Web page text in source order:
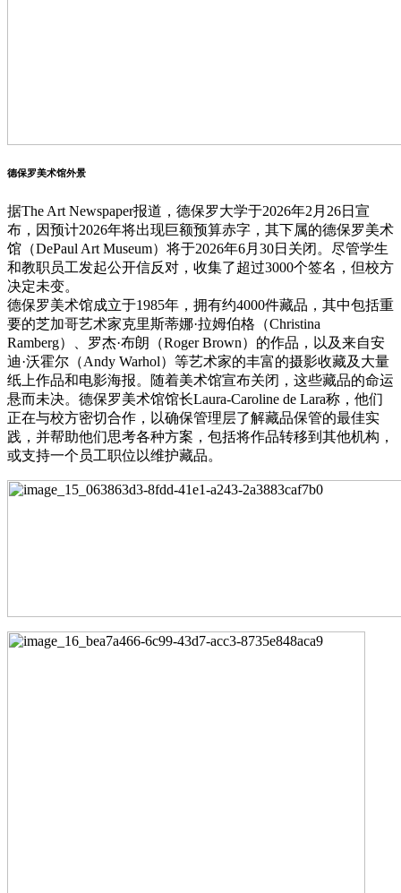
德保罗美术馆外景
据The Art Newspaper报道，德保罗大学于2026年2月26日宣
布，因预计2026年将出现巨额预算赤字，其下属的德保罗美术
馆（DePaul Art Museum）将于2026年6月30日关闭。尽管学生
和教职员工发起公开信反对，收集了超过3000个签名，但校方
决定未变。
德保罗美术馆成立于1985年，拥有约4000件藏品，其中包括重
要的芝加哥艺术家克里斯蒂娜·拉姆伯格（Christina
Ramberg）、罗杰·布朗（Roger Brown）的作品，以及来自安
迪·沃霍尔（Andy Warhol）等艺术家的丰富的摄影收藏及大量
纸上作品和电影海报。随着美术馆宣布关闭，这些藏品的命运
悬而未决。德保罗美术馆馆长Laura-Caroline de Lara称，他们
正在与校方密切合作，以确保管理层了解藏品保管的最佳实
践，并帮助他们思考各种方案，包括将作品转移到其他机构，
或支持一个员工职位以维护藏品。